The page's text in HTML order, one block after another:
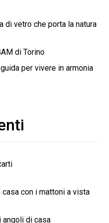
di vetro che porta la natura
di Torino
per vivere in armonia
casa con i mattoni a vista
angoli di casa